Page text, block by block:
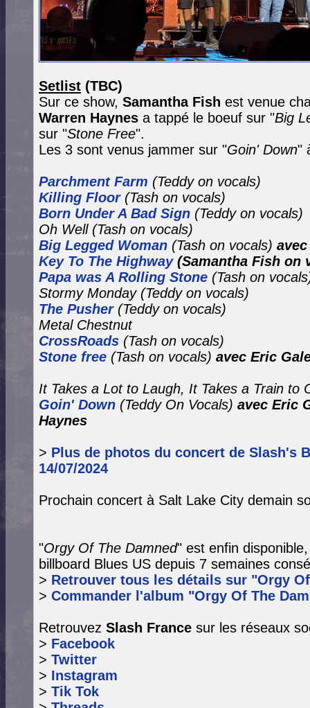
Setlist (TBC)
Sur ce show, Samantha Fish est venue
Warren Haynes a tappé le boeuf sur "Big
sur "Stone Free".
Les 3 sont venus jammer sur "Goin' Down"
Parchment Farm (Teddy on vocals)
Killing Floor (Tash on vocals)
Born Under A Bad Sign (Teddy on vocals)
Oh Well (Tash on vocals)
Big Legged Woman (Tash on vocals)
Key To The Highway (Samantha Fish on
Papa was A Rolling Stone (Tash on
Stormy Monday (Teddy on vocals)
The Pusher (Teddy on vocals)
Metal Chestnut
CrossRoads (Tash on vocals)
Stone free (Tash on vocals) avec Eric
It Takes a Lot to Laugh, It Takes a Train to
Goin' Down (Teddy On Vocals) avec Eric
Haynes
> Plus de photos du concert de Slash's
14/07/2024
Prochain concert à Salt Lake City demain
"Orgy Of The Damned" est enfin
billboard Blues US depuis 7 semaines
> Retrouver tous les détails sur "Orgy
> Commander l'album "Orgy Of The
Retrouvez Slash France sur les réseaux
> Facebook
> Twitter
> Instagram
> Tik Tok